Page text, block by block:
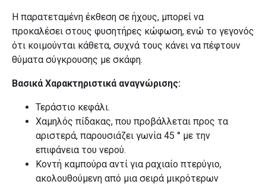
Η παρατεταμένη έκθεση σε ήχους, μπορεί να
προκαλέσει στους φυσητήρες κώφωση, ενώ το γεγονός
ότι κοιμούνται κάθετα, συχνά τους κάνει να πέφτουν
θύματα σύγκρουσης με σκάφη.
Βασικά Χαρακτηριστικά αναγνώρισης:
Τεράστιο κεφάλι.
Χαμηλός πίδακας, που προβάλλεται προς τα
αριστερά, παρουσιάζει γωνία 45 ° με την
επιφάνεια του νερού.
Κοντή καμπούρα αντί για ραχιαίο πτερύγιο,
ακολουθούμενη από μια σειρά μικρότερων